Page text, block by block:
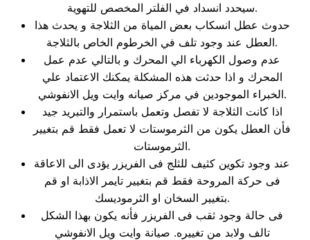
سيحدد انسداد في الفلتر المخصص للتهوية.
حدوث عطل انسكاب بعض المياة من الثلاجة و يحدث هذا
العطل عند وجود تلف في الخرطوم الخاص بالثلاجة.
عدم وصول الكهرباء الي المحرك و بالتالي عدم عمل
المحرك و اذا حدثت هذه المشكلة يمكنك الاعتماد علي
الخبراء الموجودين في مركز صيانه وايت ويل الانفوشي.
اذا كانت الثلاجة لا تفصل وتعمل باستمرار والتبريد جيد
فأن العطل يكون من الثرموستات لا تعمل فقط قم بتغيير
الثرموستات.
عند وجود تكوين كثيف للثلج فى الفريزر يؤدى الى الاعاقة
فى حركة المروحة فقط قم بتغيير تايمر الاذابة او قم
بتغيير السخان او الثرموديسك.
فى حالة وجود ثقب فى الفريزر فأنه يكون بهذا الشكل
تالف ولابد من تغييره. صيانة وايت ويل الانفوشي